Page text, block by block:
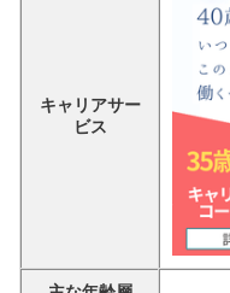
キャリアサー
ビス